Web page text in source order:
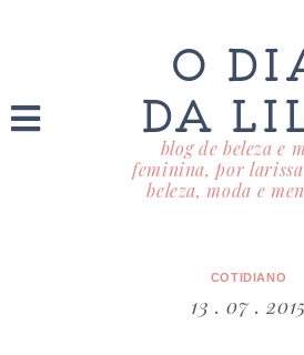
O
DA
blog de beleza e
feminina, por
beleza, moda e
COTIDIANO
13 . 07 . 2015